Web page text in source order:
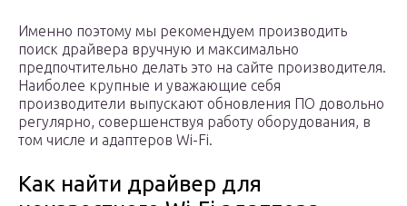
Именно поэтому мы рекомендуем производить
поиск драйвера вручную и максимально
предпочтительно делать это на сайте производителя.
Наиболее крупные и уважающие себя
производители выпускают обновления ПО довольно
регулярно, совершенствуя работу оборудования, в
том числе и адаптеров Wi-Fi.
Как найти драйвер для